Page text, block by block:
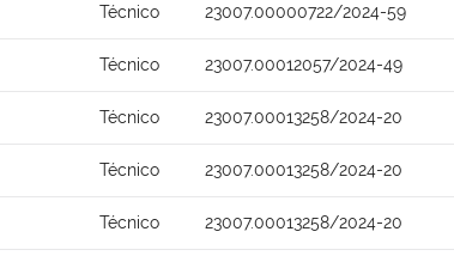
Técnico 23007.00000722/2024-59
Técnico 23007.00012057/2024-49
Técnico 23007.00013258/2024-20
Técnico 23007.00013258/2024-20
Técnico 23007.00013258/2024-20